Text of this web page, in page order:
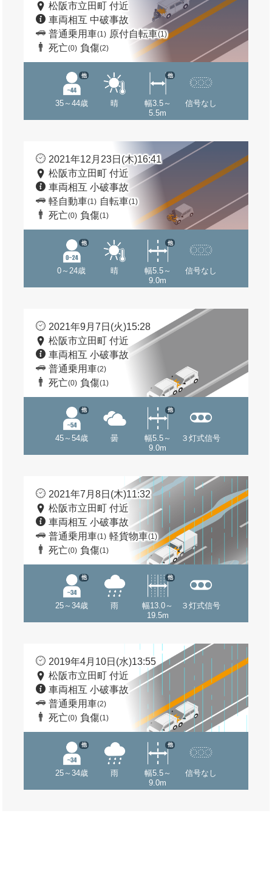
松阪市立田町 付近
車両相互 中破事故
普通乗用車(1) 原付自転車(1)
死亡(0) 負傷(2)
35～44歳
他
晴
幅3.5～
5.5m
他
信号なし
2021年12月23日(木)16:41
松阪市立田町 付近
車両相互 小破事故
軽自動車(1) 自転車(1)
死亡(0) 負傷(1)
0～24歳
他
晴
幅5.5～
9.0m
他
信号なし
2021年9月7日(火)15:28
松阪市立田町 付近
車両相互 小破事故
普通乗用車(2)
死亡(0) 負傷(1)
45～54歳
他
曇
幅5.5～
9.0m
他
３灯式信号
2021年7月8日(木)11:32
松阪市立田町 付近
車両相互 小破事故
普通乗用車(1) 軽貨物車(1)
死亡(0) 負傷(1)
25～34歳
他
雨
幅13.0～
19.5m
他
３灯式信号
2019年4月10日(水)13:55
松阪市立田町 付近
車両相互 小破事故
普通乗用車(2)
死亡(0) 負傷(1)
25～34歳
他
雨
幅5.5～
9.0m
他
信号なし